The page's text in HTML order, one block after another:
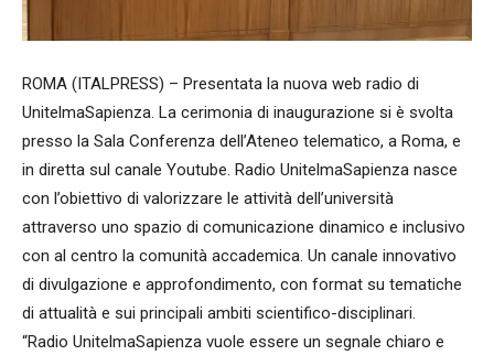
ROMA (ITALPRESS) – Presentata la nuova web radio di
UnitelmaSapienza. La cerimonia di inaugurazione si è svolta
presso la Sala Conferenza dell’Ateneo telematico, a Roma, e
in diretta sul canale Youtube. Radio UnitelmaSapienza nasce
con l’obiettivo di valorizzare le attività dell’università
attraverso uno spazio di comunicazione dinamico e inclusivo
con al centro la comunità accademica. Un canale innovativo
di divulgazione e approfondimento, con format su tematiche
di attualità e sui principali ambiti scientifico-disciplinari.
“Radio UnitelmaSapienza vuole essere un segnale chiaro e